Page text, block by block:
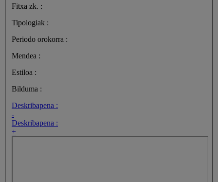
Fitxa zk. :
Tipologiak :
Periodo orokorra :
Mendea :
Estiloa :
Bilduma :
Deskribapena :
-
Deskribapena :
+